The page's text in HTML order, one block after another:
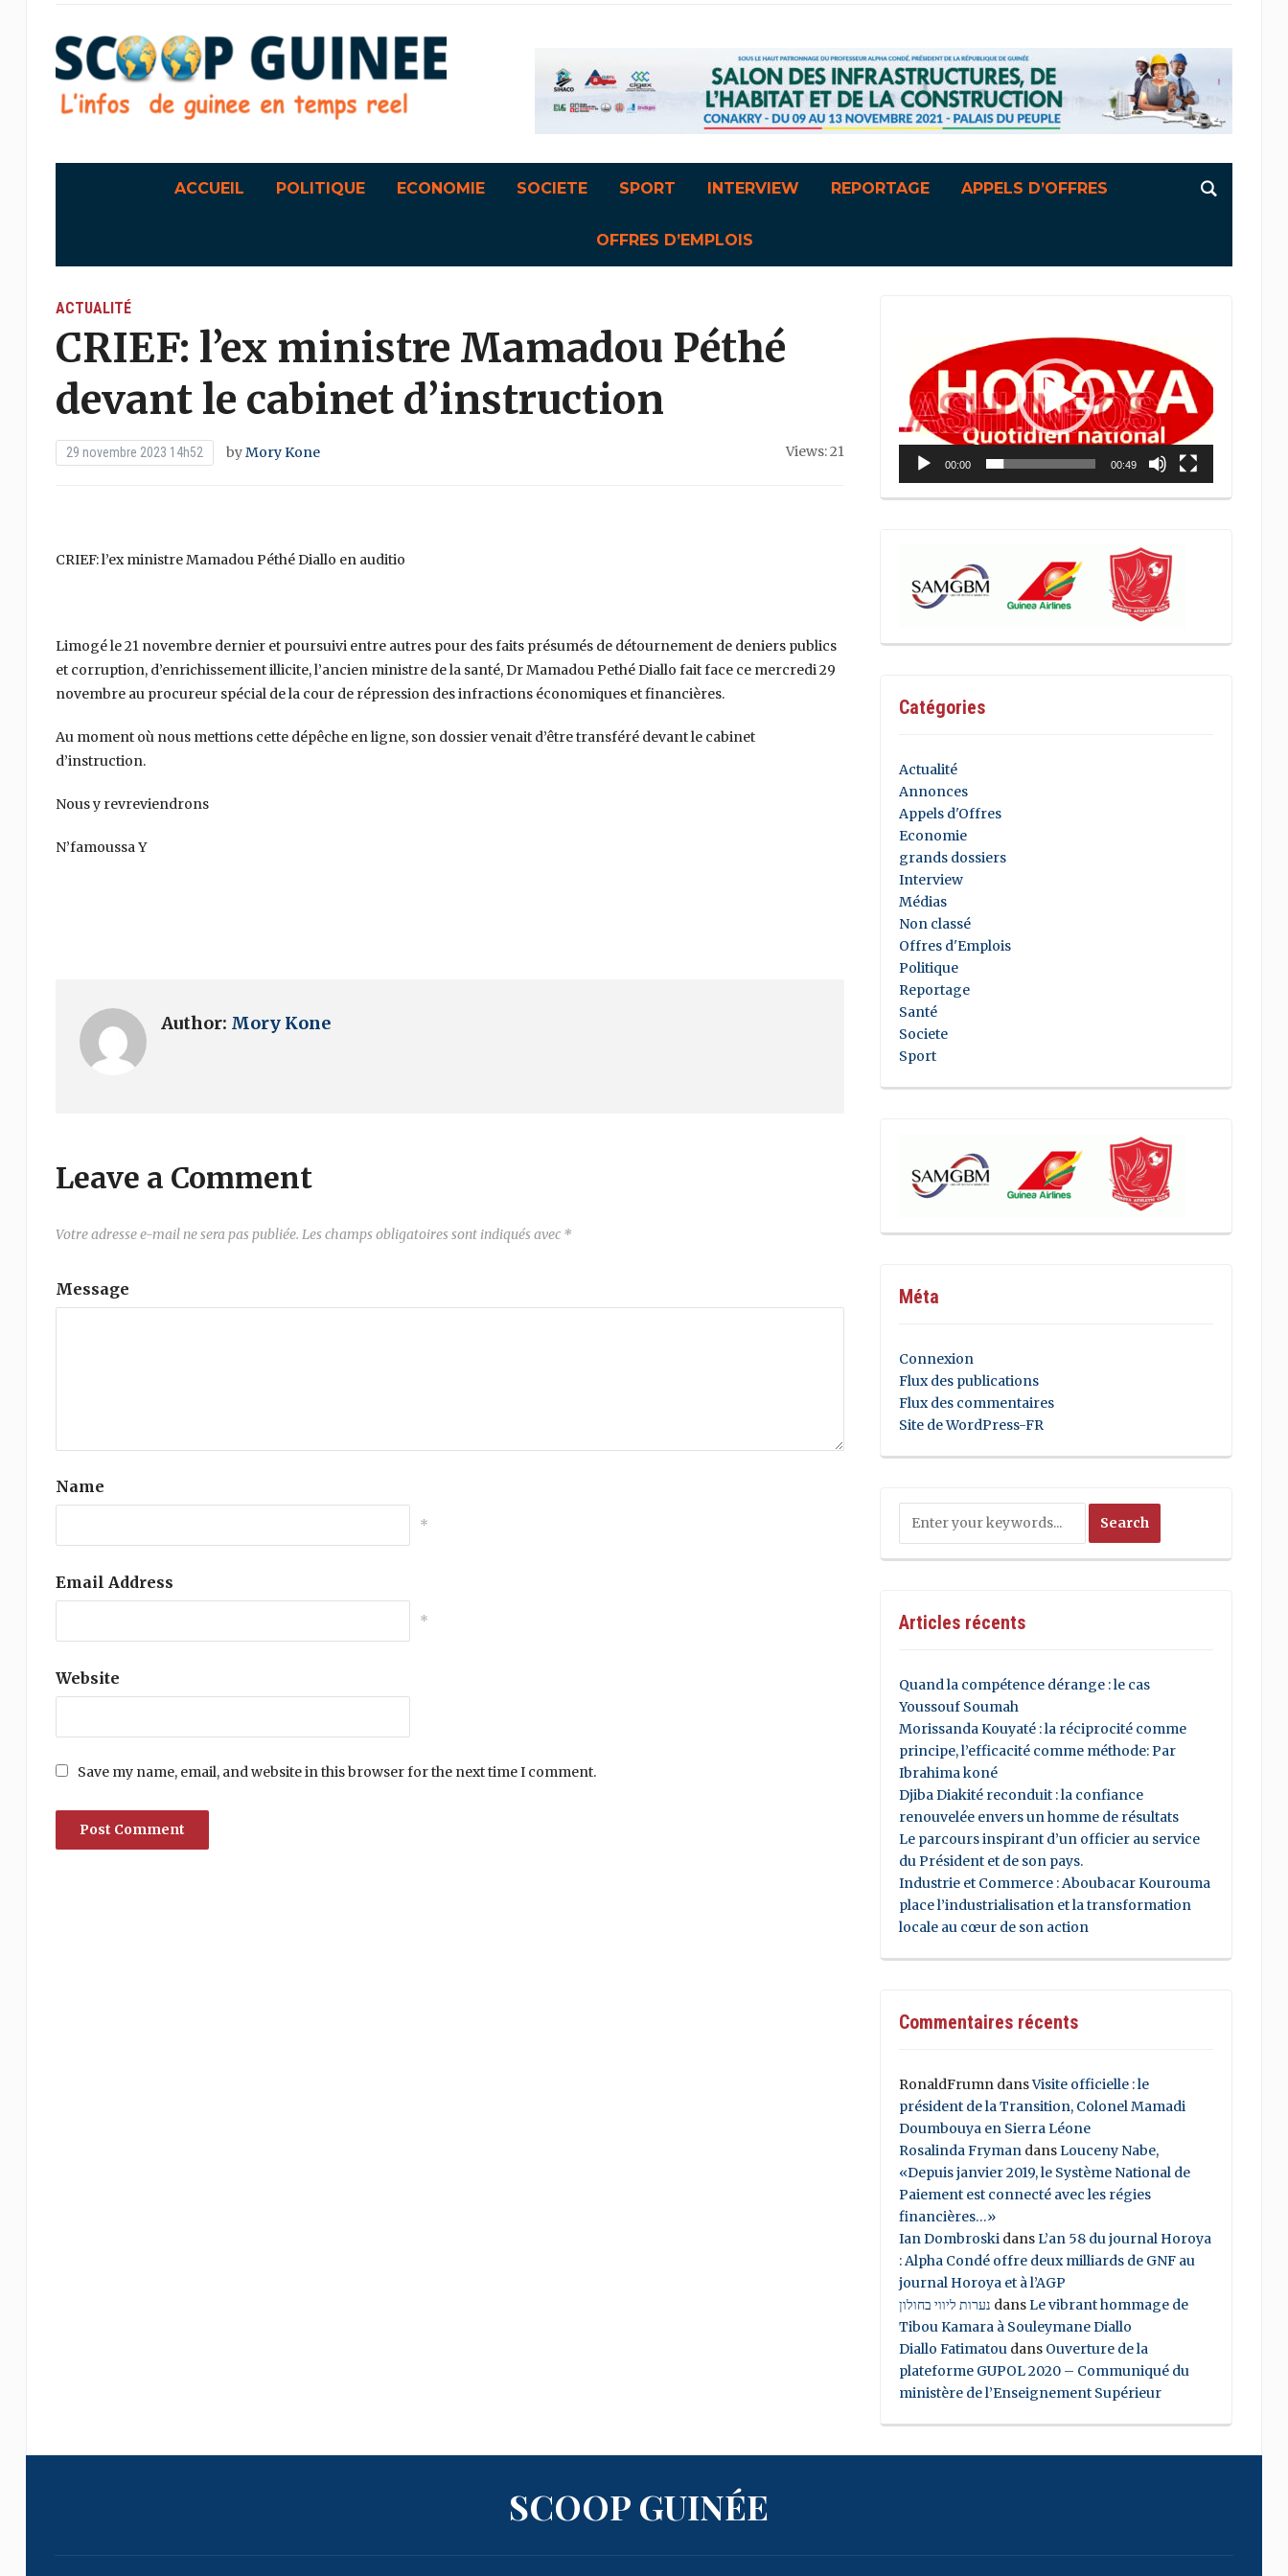
ACCUEIL POLITIQUE ECONOMIE SOCIETE SPORT INTERVIEW REPORTAGE APPELS D’OFFRES
OFFRES D’EMPLOIS
ACTUALITÉ
CRIEF: l’ex ministre Mamadou Péthé
devant le cabinet d’instruction
29 novembre 2023 14h52 byMory Kone Views: 21
CRIEF: l’ex ministre Mamadou Péthé Diallo en auditio
Limogé le 21 novembre dernier et poursuivi entre autres pour des faits présumés de détournement de deniers publics
et corruption, d’enrichissement illicite, l’ancien ministre de la santé, Dr Mamadou Pethé Diallo fait face ce mercredi 29
novembre au procureur spécial de la cour de répression des infractions économiques et financières.
Au moment où nous mettions cette dépêche en ligne, son dossier venait d’être transféré devant le cabinet
d’instruction.
Nous y revreviendrons
N’famoussa Y
Author: Mory Kone
Leave a Comment
Votre adresse e-mail ne sera pas publiée. Les champs obligatoires sont indiqués avec *
Message
Name
*
Email Address
*
Website
Save my name, email, and website in this browser for the next time I comment.
00:00 00:49
Catégories
Actualité
Annonces
Appels d'Offres
Economie
grands dossiers
Interview
Médias
Non classé
Offres d'Emplois
Politique
Reportage
Santé
Societe
Sport
Méta
Connexion
Flux des publications
Flux des commentaires
Site de WordPress-FR
Articles récents
Quand la compétence dérange : le cas
Youssouf Soumah
Morissanda Kouyaté : la réciprocité comme
principe, l’efficacité comme méthode: Par
Ibrahima koné
Djiba Diakité reconduit : la confiance
renouvelée envers un homme de résultats
Le parcours inspirant d’un officier au service
du Président et de son pays.
Industrie et Commerce : Aboubacar Kourouma
place l’industrialisation et la transformation
locale au cœur de son action
Commentaires récents
RonaldFrumndansVisite officielle : le
président de la Transition, Colonel Mamadi
Doumbouya en Sierra Léone
Rosalinda FrymandansLouceny Nabe,
«Depuis janvier 2019, le Système National de
Paiement est connecté avec les régies
financières…»
Ian DombroskidansL’an 58 du journal Horoya
: Alpha Condé offre deux milliards de GNF au
journal Horoya et à l’AGP
נערות ליווי בחולון dansLe vibrant hommage de
Tibou Kamara à Souleymane Diallo
Diallo Fatimatoudans Ouverture de la
plateforme GUPOL 2020 – Communiqué du
ministère de l’Enseignement Supérieur
SCOOP GUINÉE